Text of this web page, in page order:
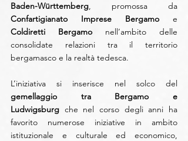
Baden-Württemberg
Confartigianato Imprese Bergamo
Coldiretti Bergamo nell’ambito delle
consolidate relazioni tra il territorio
bergamasco e la realtà tedesca.
gemellaggio tra Bergamo e
Ludwigsburg che nel corso degli anni ha
favorito numerose iniziative in ambito
istituzionale e culturale ed economico,